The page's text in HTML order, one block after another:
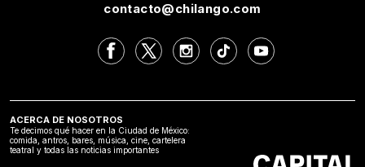
contacto@chilango.com
ACERCA DE NOSOTROS
Te decimos qué hacer en la Ciudad de México:
comida, antros, bares, música, cine, cartelera
teatral y todas las noticias importantes